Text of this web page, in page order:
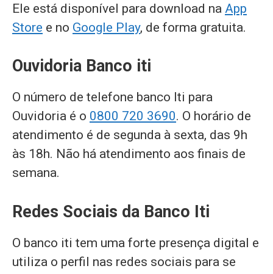
Ele está disponível para download na App
Store e no Google Play, de forma gratuita.
Ouvidoria Banco iti
O número de telefone banco Iti para
Ouvidoria é o 0800 720 3690. O horário de
atendimento é de segunda à sexta, das 9h
às 18h. Não há atendimento aos finais de
semana.
Redes Sociais da Banco Iti
O banco iti tem uma forte presença digital e
utiliza o perfil nas redes sociais para se